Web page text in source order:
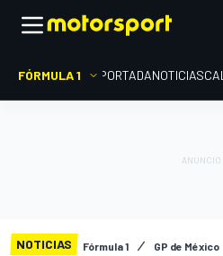
FÓRMULA 1 PORTADANOTICIAS
NOTICIAS Fórmula 1 GP de México